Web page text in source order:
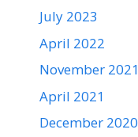
July 2023
April 2022
November 2021
April 2021
December 2020